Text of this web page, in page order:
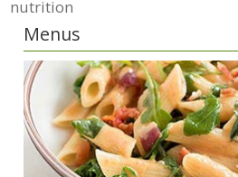
nutrition
Menus